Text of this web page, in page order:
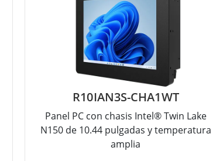
R10IAN3S-CHA1WT
Panel PC con chasis Intel® Twin Lake
N150 de 10.44 pulgadas y temperatura
amplia